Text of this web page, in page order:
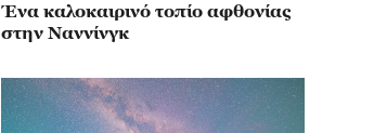
Ένα καλοκαιρινό τοπίο αφθονίας
στην Ναννίνγκ